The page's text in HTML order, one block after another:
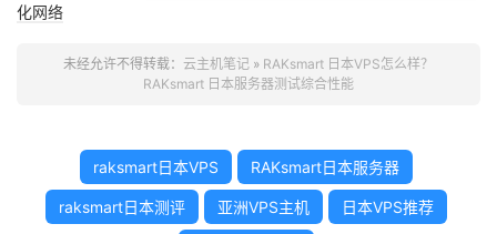
化网络
未经允许不得转载： 云主机笔记 » RAKsmart 日本VPS怎么样？
RAKsmart 日本服务器测试综合性能
raksmart日本VPS RAKsmart日本服务器
raksmart日本测评 亚洲VPS主机 日本VPS推荐